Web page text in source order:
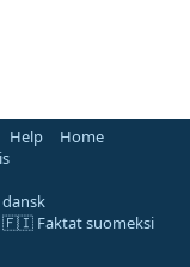
Help
Home
🇫🇮 Faktat suomeksi